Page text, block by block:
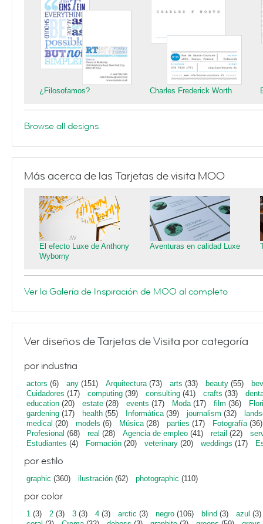
¿Filosofamos? Charles Frederick Worth
Browse all designs
Más acerca de las Tarjetas de visita MOO
El efecto Luxe de Anthony
Wyborny
Aventuras en calidad Luxe
Ver la Galería de Inspiración de MOO al completo
Ver diseños de Tarjetas de Visita por categoría
por industria
actors (6) any (151) Arquitectura(73) arts (33) beauty (55)
Cuidadores (17) computing (39) consulting (41) crafts (33)
education (20) estate (28) events (17) Moda(17) film (36)
gardening (17) health (55) Informática(39) journalism (32)
medical (20) models (6) Música(28) parties (17) Fotografía(36)
Profesional (68) real (28) Agencia de empleo (41) retail (22)
Estudiantes (4) Formación (20) veterinary (20) weddings (17)
por estilo
graphic (360) ilustración (62) photographic (110)
por color
1 (3) 2 (3) 3 (3) 4 (3) arctic (3) negro (106) blind (3) azul (3)